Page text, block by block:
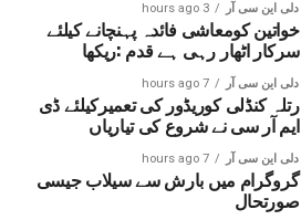
دلی این سی آر 3 hours ago
خواتین کومعاشی فائدہ پہنچانے کیلئے
سرکار اٹھار رہی ہے قدم :ریکھا
دلی این سی آر 7 hours ago
رتلہ کنڈلی کوریڈور کی تعمیرکیلئے ڈی
ایم آر سی نے شروع کی تیاریاں
دلی این سی آر 7 hours ago
گروگرام میں بارش سے سیلاب جیسی
صورتحال